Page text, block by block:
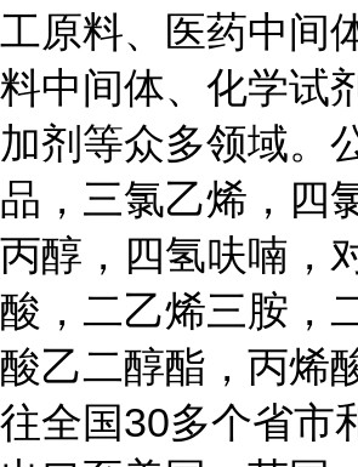
工原料、医药中间
料中间体、化学试
加剂等众多领域。
品，三氯乙烯，四
丙醇，四氢呋喃，
酸，二乙烯三胺，
酸乙二醇酯，丙烯
往全国30多个省市